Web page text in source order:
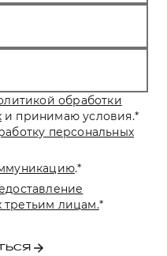
обработки
и принимаю условия.*
персональных
.*
третьим лицам.*